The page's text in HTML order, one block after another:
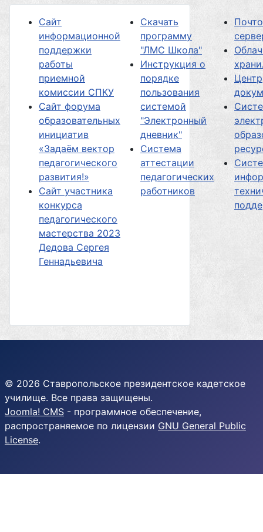
Сайт
информационной
поддержки
работы
приемной
комиссии СПКУ
Сайт форума
образовательных
инициатив
«Задаём вектор
педагогического
развития!»
Сайт участника
конкурса
педагогического
мастерства 2023
Дедова Сергея
Геннадьевича
Скачать
программу
"ЛМС Школа"
Инструкция о
порядке
пользования
системой
"Электронный
дневник"
Система
аттестации
педагогических
работников
Центр
© 2026 Ставропольское президентское кадетское
училище. Все права защищены.
Joomla! CMS - программное обеспечение,
распространяемое по лицензии GNU General Public
License.